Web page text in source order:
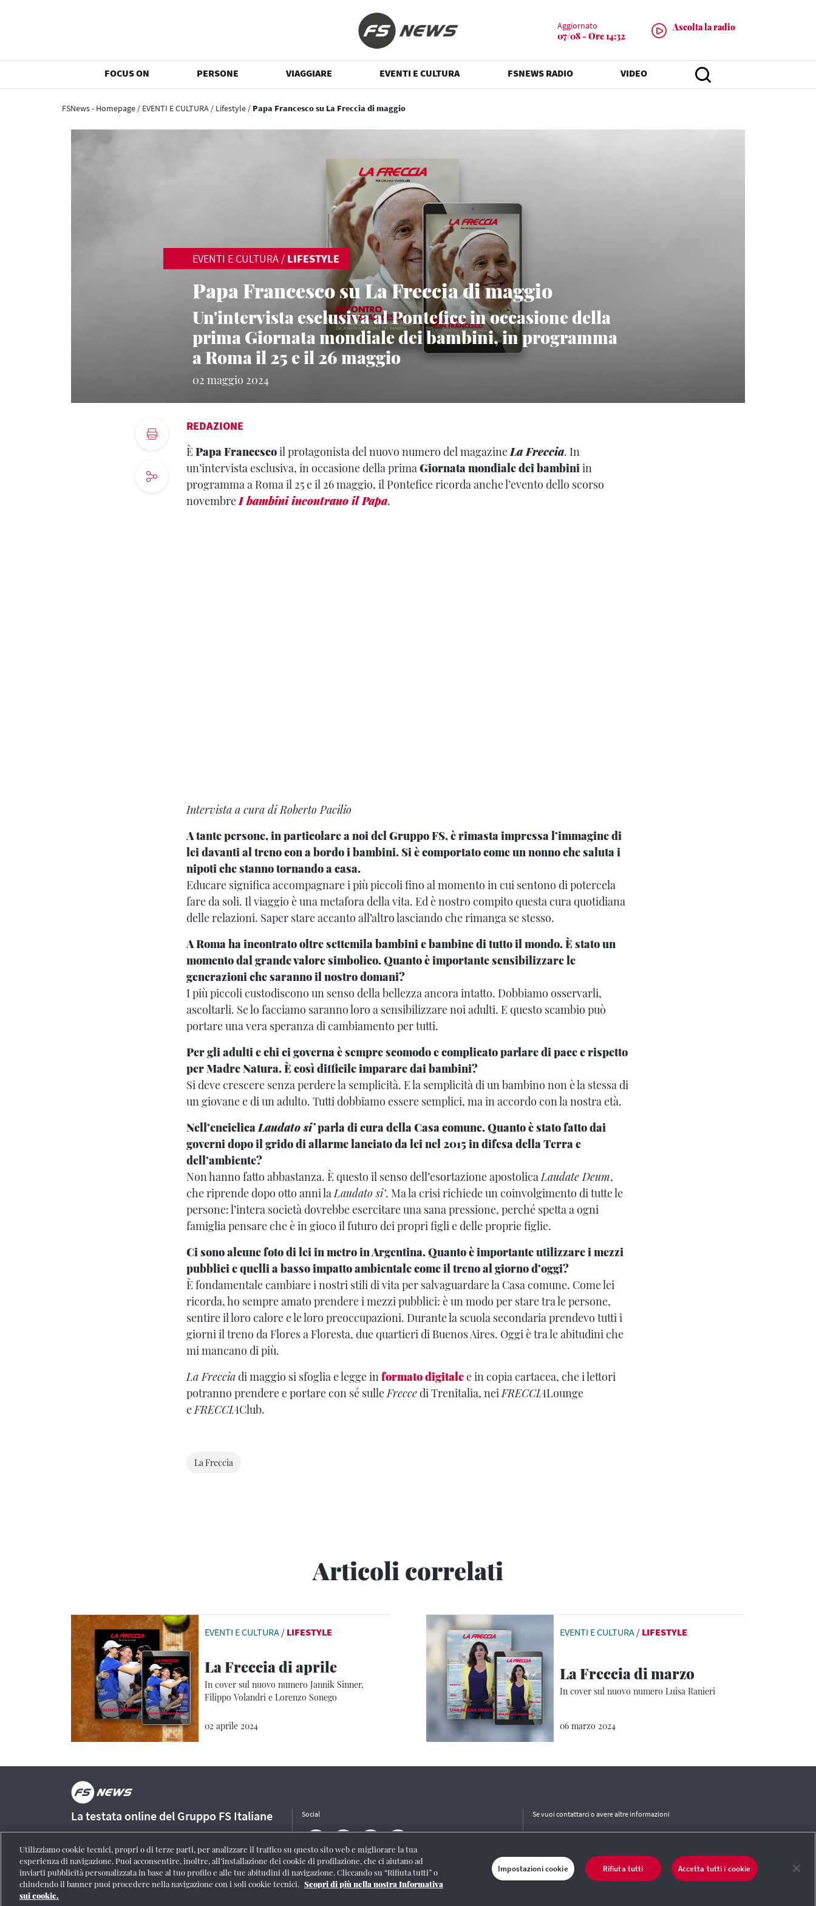
Aggiornato
07/08 - Ore 14:32
Ascolta la radio
FOCUS ON PERSONE VIAGGIARE EVENTI E CULTURA FSNEWS RADIO VIDEO
FSNews - Homepage / EVENTI E CULTURA / Lifestyle / Papa Francesco su La Freccia di maggio
EVENTI E CULTURA / LIFESTYLE
Papa Francesco su La Freccia di maggio
Un'intervista esclusiva al Pontefice in occasione della
prima Giornata mondiale dei bambini, in programma
a Roma il 25 e il 26 maggio
02 maggio 2024
REDAZIONE
È Papa Francescoil protagonista del nuovo numero del magazineLa Freccia. In
un’intervista esclusiva, in occasione della primaGiornata mondiale dei bambiniin
programma a Roma il 25 e il 26 maggio, il Pontefice ricorda anche l’evento dello scorso
novembreI bambini incontrano il Papa.
Intervista a cura di Roberto Pacilio
A tante persone, in particolare a noi del Gruppo FS, è rimasta impressa l’immagine di
lei davanti al treno con a bordo i bambini. Si è comportato come un nonno che saluta i
nipoti che stanno tornando a casa.
Educare significa accompagnare i più piccoli fino al momento in cui sentono di potercela
fare da soli. Il viaggio è una metafora della vita. Ed è nostro compito questa cura quotidiana
delle relazioni. Saper stare accanto all’altro lasciando che rimanga se stesso.
A Roma ha incontrato oltre settemila bambini e bambine di tutto il mondo. È stato un
momento dal grande valore simbolico. Quanto è importante sensibilizzare le
generazioni che saranno il nostro domani?
I più piccoli custodiscono un senso della bellezza ancora intatto. Dobbiamo osservarli,
ascoltarli. Se lo facciamo saranno loro a sensibilizzare noi adulti. E questo scambio può
portare una vera speranza di cambiamento per tutti.
Per gli adulti e chi ci governa è sempre scomodo e complicato parlare di pace e rispetto
per Madre Natura. È così difficile imparare dai bambini?
Si deve crescere senza perdere la semplicità. E la semplicità di un bambino non è la stessa di
un giovane e di un adulto. Tutti dobbiamo essere semplici, ma in accordo con la nostra età.
Nell’enciclicaLaudato si’parla di cura della Casa comune. Quanto è stato fatto dai
governi dopo il grido di allarme lanciato da lei nel 2015 in difesa della Terra e
dell’ambiente?
Non hanno fatto abbastanza. È questo il senso dell’esortazione apostolicaLaudate Deum,
che riprende dopo otto anni laLaudato si’. Ma la crisi richiede un coinvolgimento di tutte le
persone: l’intera società dovrebbe esercitare una sana pressione, perché spetta a ogni
famiglia pensare che è in gioco il futuro dei propri figli e delle proprie figlie.
Ci sono alcune foto di lei in metro in Argentina. Quanto è importante utilizzare i mezzi
pubblici e quelli a basso impatto ambientale come il treno al giorno d’oggi?
È fondamentale cambiare i nostri stili di vita per salvaguardare la Casa comune. Come lei
ricorda, ho sempre amato prendere i mezzi pubblici: è un modo per stare tra le persone,
sentire il loro calore e le loro preoccupazioni. Durante la scuola secondaria prendevo tutti i
giorni il treno da Flores a Floresta, due quartieri di Buenos Aires. Oggi è tra le abitudini che
mi mancano di più.
La Frecciadi maggio si sfoglia e legge informato digitalee in copia cartacea, che i lettori
potranno prendere e portare con sé sulleFreccedi Trenitalia, neiFRECCIALounge
eFRECCIAClub.
La Freccia
Articoli correlati
EVENTI E CULTURA / LIFESTYLE
La Freccia di aprile
In cover sul nuovo numero Jannik Sinner,
Filippo Volandri e Lorenzo Sonego
02 aprile 2024
EVENTI E CULTURA / LIFESTYLE
La Freccia di marzo
In cover sul nuovo numero Luisa Ranieri
06 marzo 2024
La testata online del Gruppo FS Italiane Social Se vuoi contattarci o avere altre informazioni
Registrazione Tribunale di Roma n° 204/2009|Aut. SIAE 1312/I/1382-Lic. Società Consortile Fonografici 577/08|© Gruppo FS Italiane 2020|Mappa del sito Termini e condizioni|Credits|Protezione dei dati
Utilizziamo cookie tecnici, propri o di terze parti, per analizzare il traffico su questo sito web e migliorare la tua
esperienza di navigazione. Puoi acconsentire, inoltre, all’installazione dei cookie di profilazione, che ci aiutano ad
inviarti pubblicità personalizzata in base al tuo profilo e alle tue abitudini di navigazione. Cliccando su “Rifiuta tutti” o
chiudendo il banner puoi procedere nella navigazione con i soli cookie tecnici. Scopri di più nella nostra Informativa
sui cookie.
Impostazioni cookie Rifiuta tutti Accetta tutti i cookie